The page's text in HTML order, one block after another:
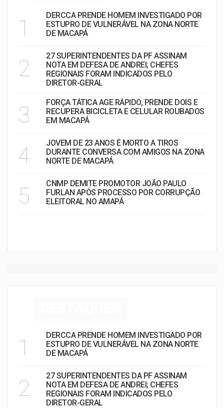
1
DERCCA PRENDE HOMEM INVESTIGADO POR
ESTUPRO DE VULNERÁVEL NA ZONA NORTE
DE MACAPÁ
2
27 SUPERINTENDENTES DA PF ASSINAM
NOTA EM DEFESA DE ANDREI; CHEFES
REGIONAIS FORAM INDICADOS PELO
DIRETOR-GERAL
3
FORÇA TÁTICA AGE RÁPIDO, PRENDE DOIS E
RECUPERA BICICLETA E CELULAR ROUBADOS
EM MACAPÁ
4
JOVEM DE 23 ANOS É MORTO A TIROS
DURANTE CONVERSA COM AMIGOS NA ZONA
NORTE DE MACAPÁ
5
CNMP DEMITE PROMOTOR JOÃO PAULO
FURLAN APÓS PROCESSO POR CORRUPÇÃO
ELEITORAL NO AMAPÁ
1
DERCCA PRENDE HOMEM INVESTIGADO POR
ESTUPRO DE VULNERÁVEL NA ZONA NORTE
DE MACAPÁ
2
27 SUPERINTENDENTES DA PF ASSINAM
NOTA EM DEFESA DE ANDREI; CHEFES
REGIONAIS FORAM INDICADOS PELO
DIRETOR-GERAL